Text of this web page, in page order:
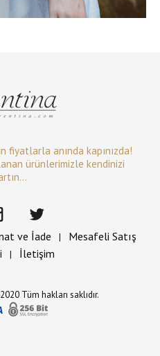
fiyatlarla anında kapınızda!
ürünlerimizle kendinizi
ve İade |
Mesafeli Satış
| İletişim
Tüm hakları saklıdır.